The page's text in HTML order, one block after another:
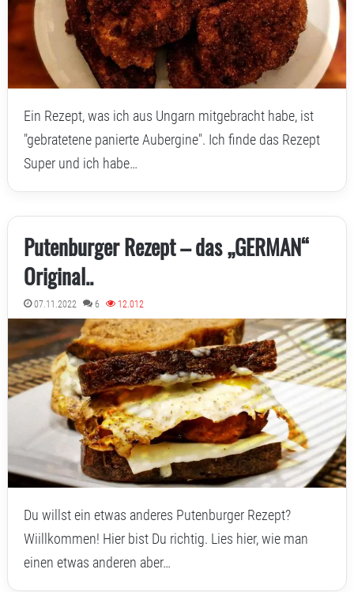
Ein Rezept, was ich aus Ungarn mitgebracht habe, ist
"gebratetene panierte Aubergine". Ich finde das Rezept
Super und ich habe…
Putenburger Rezept – das „GERMAN“
Original..
07.11.2022 6 12.012
Du willst ein etwas anderes Putenburger Rezept?
Wiillkommen! Hier bist Du richtig. Lies hier, wie man
einen etwas anderen aber…